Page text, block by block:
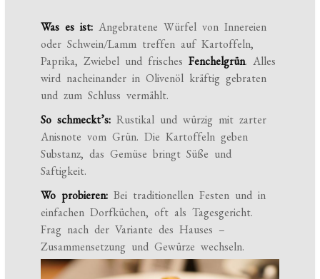
Was es ist: Angebratene Würfel von Innereien
oder Schwein/Lamm treffen auf Kartoffeln,
Paprika, Zwiebel und frischesFenchelgrün. Alles
wird nacheinander in Olivenöl kräftig gebraten
und zum Schluss vermählt.
So schmeckt’s: Rustikal und würzig mit zarter
Anisnote vom Grün. Die Kartoffeln geben
Substanz, das Gemüse bringt Süße und
Saftigkeit.
Wo probieren: Bei traditionellen Festen und in
einfachen Dorfküchen, oft als Tagesgericht.
Frag nach der Variante des Hauses –
Zusammensetzung und Gewürze wechseln.